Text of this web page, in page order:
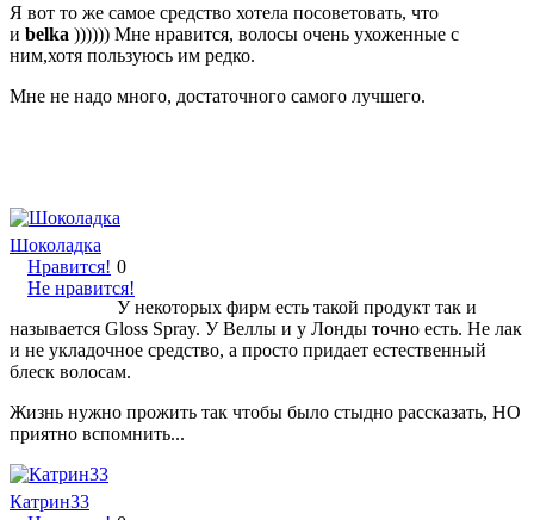
Я вот то же самое средство хотела посоветовать, что
и belka )))))) Мне нравится, волосы очень ухоженные с
ним,хотя пользуюсь им редко.
Мне не надо много, достаточного самого лучшего.
Шоколадка
Нравится!
Не нравится!
0
У некоторых фирм есть такой продукт так и
называется Gloss Spray. У Веллы и у Лонды точно есть. Не лак
и не укладочное средство, а просто придает естественный
блеск волосам.
Жизнь нужно прожить так чтобы было стыдно рассказать, НО
приятно вспомнить...
Катрин33